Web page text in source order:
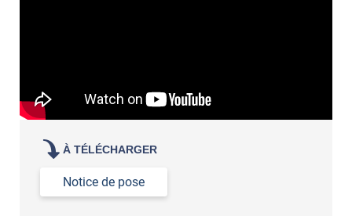
À TÉLÉCHARGER
Notice de pose